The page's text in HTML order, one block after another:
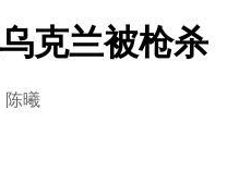
克兰被枪杀
陈曦